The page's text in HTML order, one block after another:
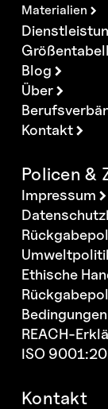
Materialien
Blog
Über
Kontakt
Policen &
Impressum
Ethische
REACH-
ISO
Kontakt